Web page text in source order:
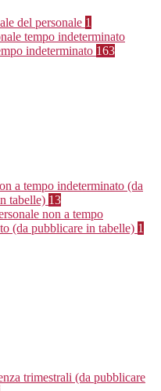
del personale 1
tempo indeterminato
indeterminato 163
a tempo indeterminato (da
tabelle) 13
non a tempo
(da pubblicare in tabelle) 1
trimestrali (da pubblicare